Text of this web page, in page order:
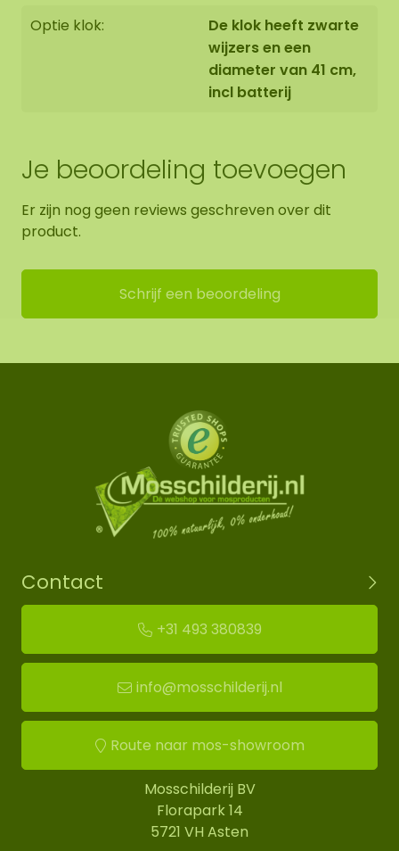
Optie klok:
De klok heeft zwarte
wijzers en een
diameter van 41 cm,
incl batterij
Je beoordeling toevoegen
Er zijn nog geen reviews geschreven over dit
product.
Schrijf een beoordeling
Contact
+31 493 380839
info@mosschilderij.nl
Route naar mos-showroom
Mosschilderij BV
Florapark 14
5721 VH Asten